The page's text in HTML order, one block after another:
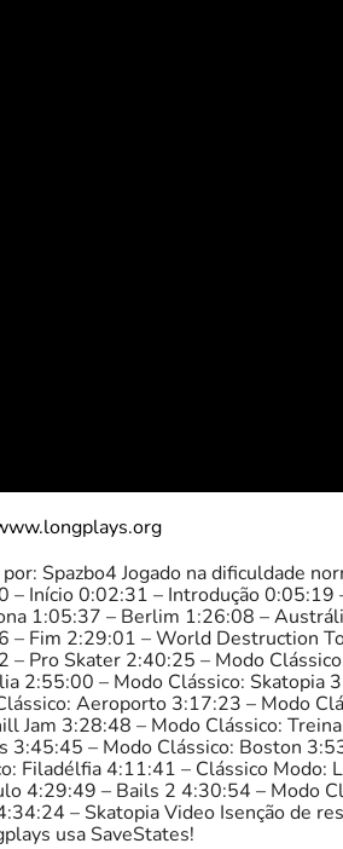
por: Spazbo4 Jogado na dificuldade
– Início 0:02:31 – Introdução
1:05:37 – Berlim 1:26:08 –
– Fim 2:29:01 – World Destruction
– Pro Skater 2:40:25 – Modo
2:55:00 – Modo Clássico: Skatopia
Aeroporto 3:17:23 – Modo
Jam 3:28:48 – Modo Clássico:
3:45:45 – Modo Clássico: Boston
Filadélfia 4:11:41 – Clássico Modo:
4:29:49 – Bails 2 4:30:54 – Modo
– Skatopia Video Isenção de
usa SaveStates!